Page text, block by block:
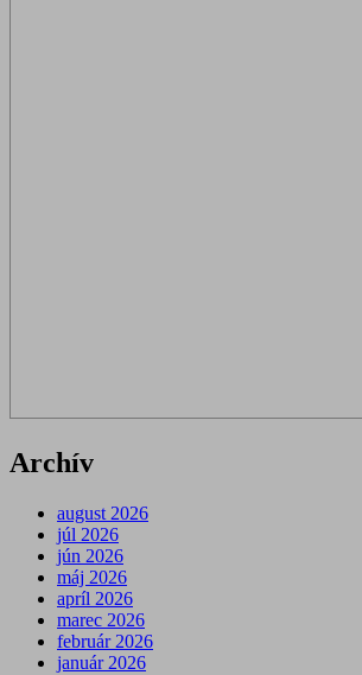
Archív
august 2026
júl 2026
jún 2026
máj 2026
apríl 2026
marec 2026
február 2026
január 2026